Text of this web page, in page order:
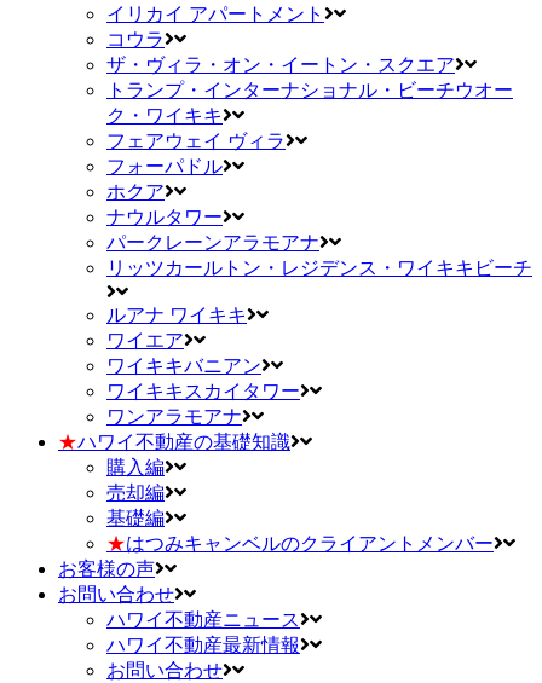
イリカイ アパートメント
コウラ
ザ・ヴィラ・オン・イートン・スクエア
トランプ・インターナショナル・ビーチウオー
ク・ワイキキ
フェアウェイ ヴィラ
フォーパドル
ホクア
ナウルタワー
パークレーンアラモアナ
リッツカールトン・レジデンス・ワイキキビーチ
ルアナ ワイキキ
ワイエア
ワイキキバニアン
ワイキキスカイタワー
ワンアラモアナ
★ハワイ不動産の基礎知識
購入編
売却編
基礎編
★はつみキャンベルのクライアントメンバー
お客様の声
お問い合わせ
ハワイ不動産ニュース
ハワイ不動産最新情報
お問い合わせ